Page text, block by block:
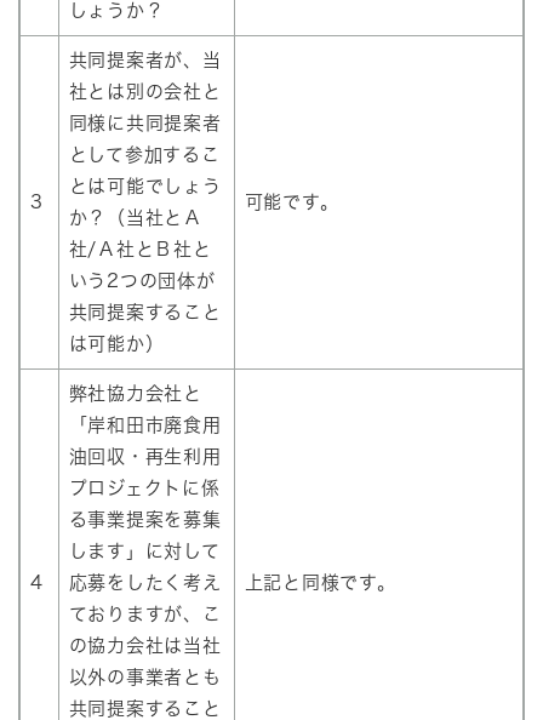
しょうか？
3
共同提案者が、当
社とは別の会社と
同様に共同提案者
として参加するこ
とは可能でしょう
か？（当社とＡ
社/Ａ社とＢ社と
いう2つの団体が
共同提案すること
は可能か）
可能です。
4
弊社協力会社と
「岸和田市廃食用
油回収・再生利用
プロジェクトに係
る事業提案を募集
します」に対して
応募をしたく考え
ておりますが、こ
の協力会社は当社
以外の事業者とも
共同提案すること
上記と同様です。